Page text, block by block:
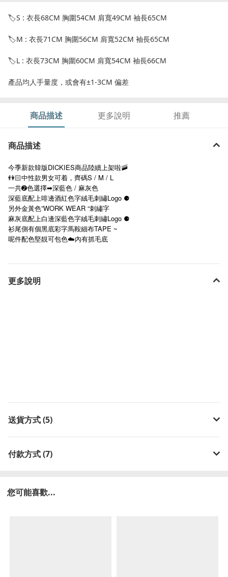
🏷S : 衣長68CM 胸圍54CM 肩寬49CM 袖長65CM
🏷M : 衣長71CM 胸圍56CM 肩寬52CM 袖長65CM
🏷L : 衣長73CM 胸圍60CM 肩寬54CM 袖長66CM
產品均人手量度，或會有±1-3CM 偏差
商品描述 更多說明 推薦
商品描述
今季新款韓版DICKIES商品陸續上架啦🚠
👫🏻中性款男女可着，齊碼S / M / L
一共➋色選擇➡︎深藍色 / 麻灰色
深藍底配上啡邊酒紅色字絨毛刺繡Logo ⚈
另外金黃色”WORK WEAR “刺繡字
麻灰底配上白邊深藍色字絨毛刺繡Logo ⚈
衫尾側有個黑底彩字馬鞍細布TAPE ~
呢件配色堅靚可包色☁️內有抓毛底
更多說明
送貨方式 (5)
付款方式 (7)
您可能喜歡...